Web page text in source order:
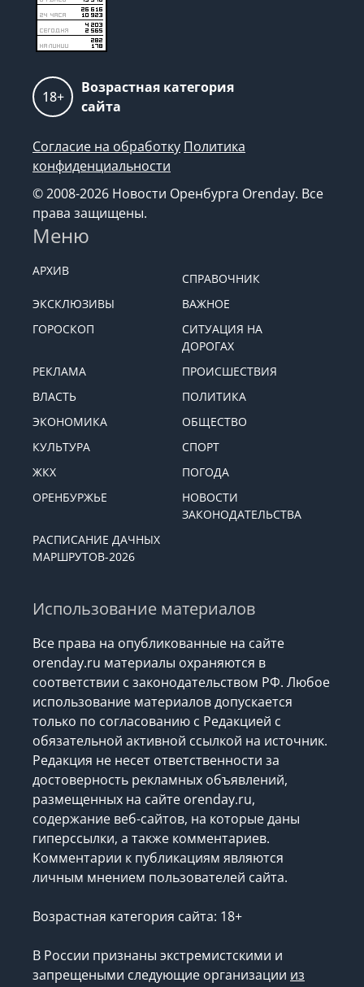
18+
Возрастная категория
сайта
Согласие на обработку Политика
конфиденциальности
© 2008-2026 Новости Оренбурга Orenday. Все
права защищены.
Меню
АРХИВ
СПРАВОЧНИК
ЭКСКЛЮЗИВЫ
ВАЖНОЕ
ГОРОСКОП
СИТУАЦИЯ НА
ДОРОГАХ
РЕКЛАМА
ПРОИСШЕСТВИЯ
ВЛАСТЬ
ПОЛИТИКА
ЭКОНОМИКА
ОБЩЕСТВО
КУЛЬТУРА
СПОРТ
ЖКХ
ПОГОДА
ОРЕНБУРЖЬЕ
НОВОСТИ
ЗАКОНОДАТЕЛЬСТВА
РАСПИСАНИЕ ДАЧНЫХ
МАРШРУТОВ-2026
Использование материалов
Все права на опубликованные на сайте
orenday.ru материалы охраняются в
соответствии с законодательством РФ. Любое
использование материалов допускается
только по согласованию с Редакцией с
обязательной активной ссылкой на источник.
Редакция не несет ответственности за
достоверность рекламных объявлений,
размещенных на сайте orenday.ru,
содержание веб-сайтов, на которые даны
гиперссылки, а также комментариев.
Комментарии к публикациям являются
личным мнением пользователей сайта.
Возрастная категория сайта: 18+
В России признаны экстремистскими и
запрещеными следующие организации из